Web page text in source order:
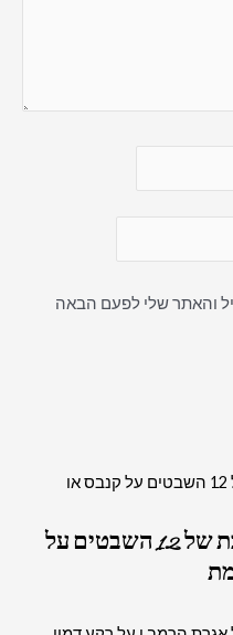
והאתר שלי לפעם הבאה
2740 – תמונה מעוצבת של 12 השבטים על